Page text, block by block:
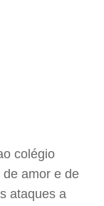
colégio
amor e de
ataques a